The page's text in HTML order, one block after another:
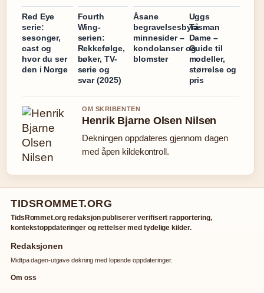
Red Eye
serie:
sesonger,
cast og
hvor du ser
den i Norge
Fourth
Wing-
serien:
Rekkefølge,
bøker, TV-
serie og
svar (2025)
Åsane
begravelsesbyrå
minnesider –
kondolanser og
blomster
Uggs
Tasman
Dame –
Guide til
modeller,
størrelse og
pris
OM SKRIBENTEN
Henrik Bjarne Olsen Nilsen
Dekningen oppdateres gjennom dagen
med åpen kildekontroll.
TIDSROMMET.ORG
TidsRommet.org redaksjon publiserer verifisert rapportering,
kontekstoppdateringer og rettelser med tydelige kilder.
Redaksjonen
Midtpa dagen-utgave dekning med lopende oppdateringer.
Om oss